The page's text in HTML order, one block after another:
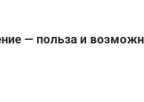
— польза и